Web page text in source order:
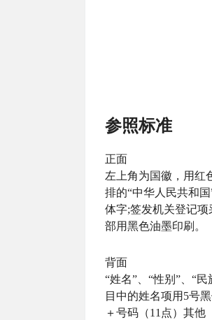
参照标准
正面
左上角为国徽，用红
排的“中华人民共和
体字;签发机关登记项
部用黑色油墨印刷。
背面
“姓名”、“性别”、“
目中的姓名项用5号
＋号码（11点）其